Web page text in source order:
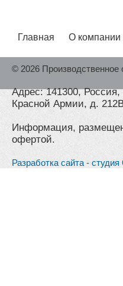
Главная О компании
© 2026
Адрес: 141300,
Красной Армии, д.
Информация,
офертой.
Разработка сайта -